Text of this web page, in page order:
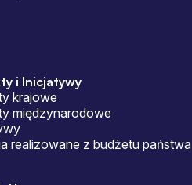
i Inicjatywy
krajowe
międzynarodowe
realizowane z budżetu państwa